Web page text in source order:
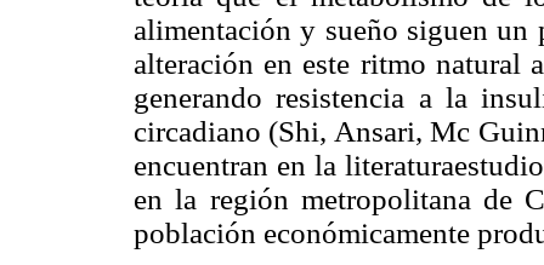
alimentación y sueño siguen
alteración en este ritmo natural
generando resistencia a la
circadiano (Shi, Ansari, Mc
encuentran en la
en la región metropolitana de
población económicamente